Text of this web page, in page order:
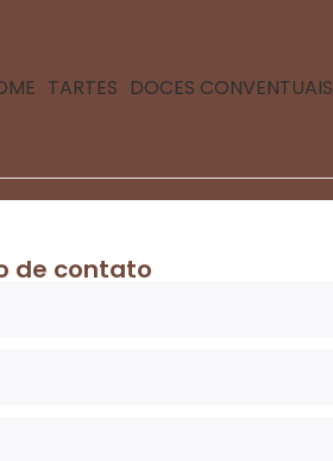
TARTES DOCES CONVENTUAIS
de contato